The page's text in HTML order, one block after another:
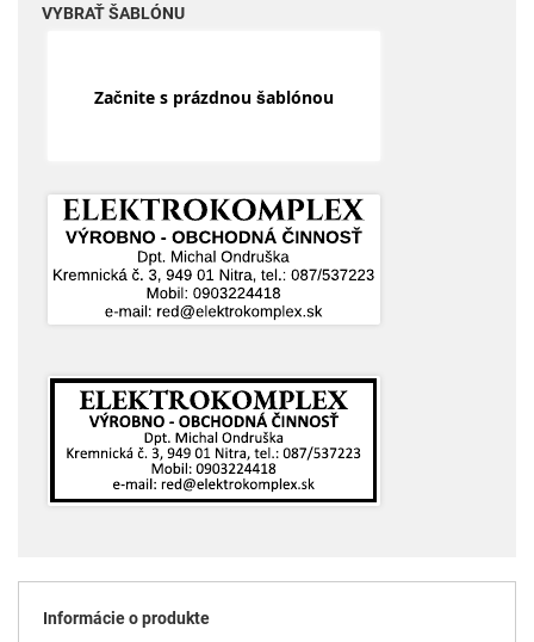
VYBRAŤ ŠABLÓNU
Začnite s prázdnou šablónou
Informácie o produkte